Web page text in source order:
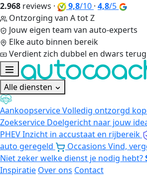
2.968 reviews · 9,8/10 · 4,8/5
Ontzorging van A tot Z
Jouw eigen team van auto-experts
Elke auto binnen bereik
Verdient zich dubbel en dwars terug
Alle diensten
AankoopserviceVolledig ontzorgd
Zoekservice Doelgericht naar jouw
PHEVInzicht in accustaat en rijbereik
auto geregeld
Occasions Vind,
Niet zeker welke dienst je nodig hebt?
Inspiratie Over ons Contact